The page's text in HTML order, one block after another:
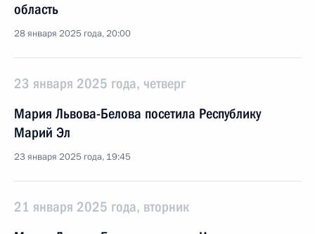
область
28 января 2025 года, 20:00
23 января 2025 года, четверг
Мария Львова-Белова посетила Республику
Марий Эл
23 января 2025 года, 19:45
21 января 2025 года, вторник